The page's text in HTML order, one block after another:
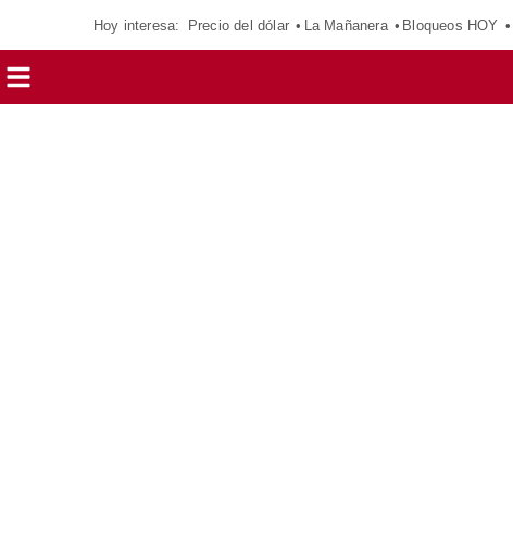
Hoy interesa: Precio del dólar La Mañanera Bloqueos HOY